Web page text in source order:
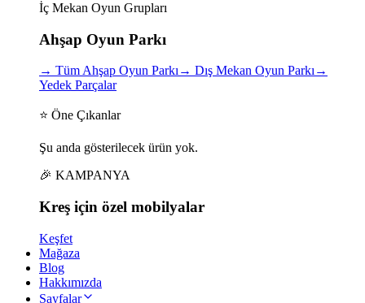
İç Mekan Oyun Grupları
Ahşap Oyun Parkı
→ Tüm Ahşap Oyun Parkı→ Dış Mekan Oyun Parkı→
Yedek Parçalar
⭐ Öne Çıkanlar
Şu anda gösterilecek ürün yok.
🎉 KAMPANYA
Kreş için özel mobilyalar
Keşfet
Mağaza
Blog
Hakkımızda
Sayfalar